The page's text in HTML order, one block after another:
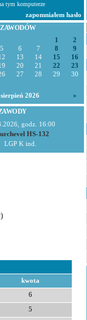
tym komputerze
zapomniałem hasło
1
2
5 6 7 8
9
13 14 15
16
20 21 22
23
27 28 29
30
sierpień 2026 »
godz. 16:00
HS-132
LGP K ind.
kwota
6
5